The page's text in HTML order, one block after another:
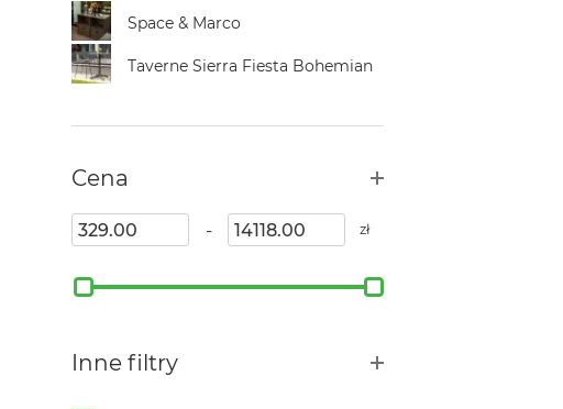
Space & Marco
Taverne Sierra Fiesta Bohemian
Cena
- zł
Inne filtry